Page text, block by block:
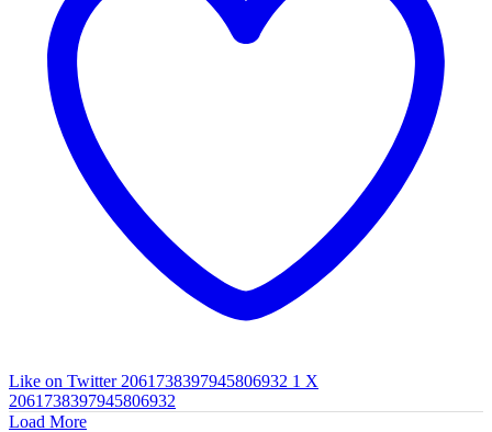
Like on Twitter 2061738397945806932 1 X
2061738397945806932
Load More